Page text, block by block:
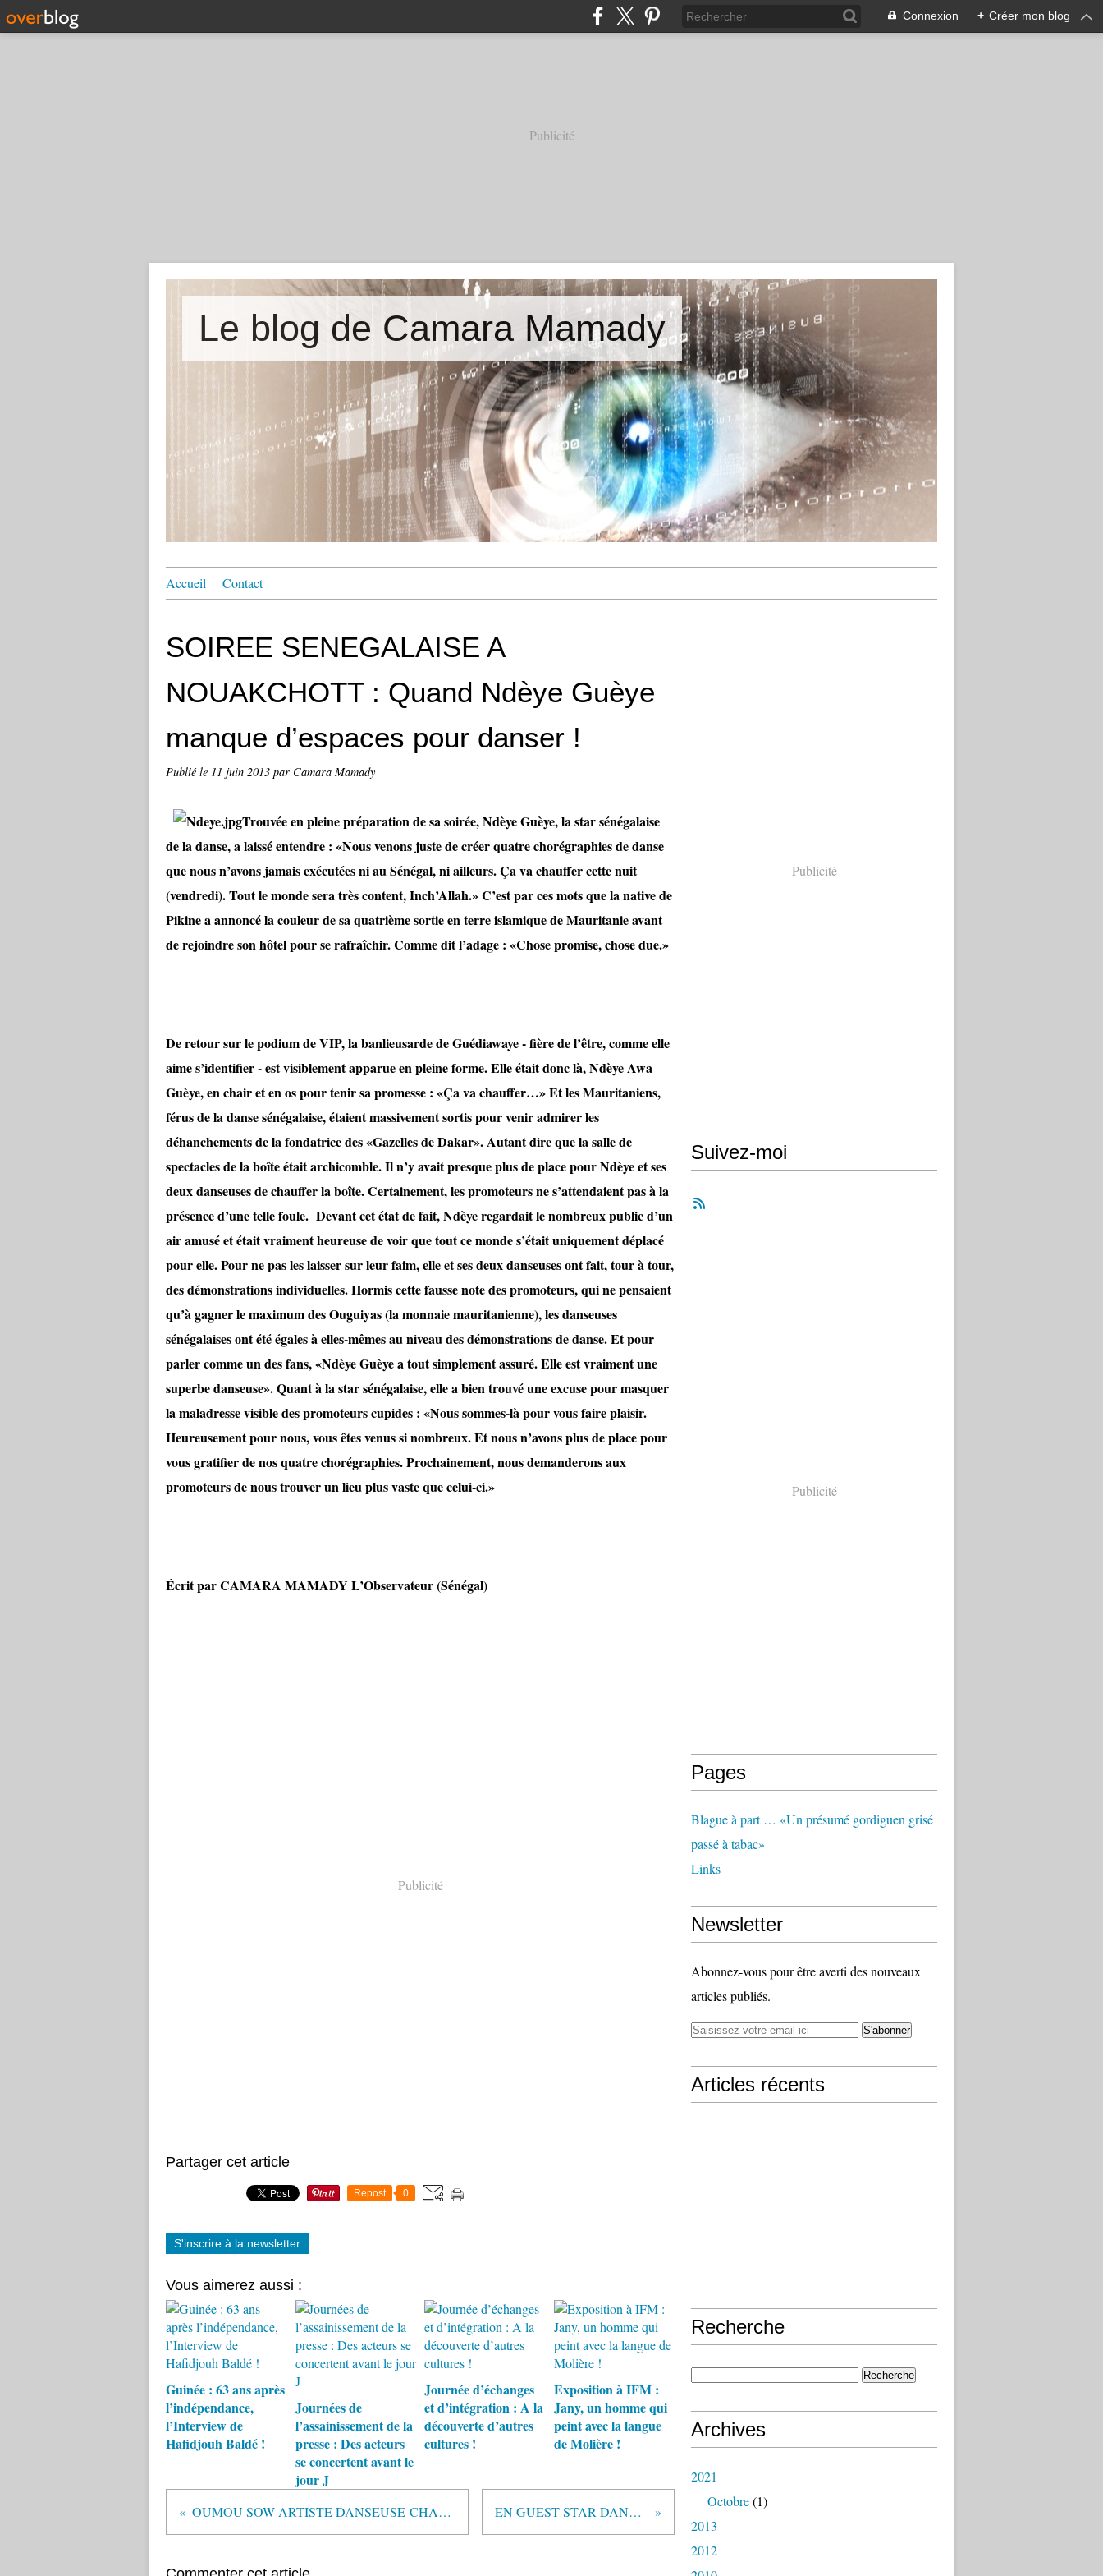
Connexion + Créer mon blog
Publicité
Le blog de Camara Mamady
Accueil Contact
SOIREE SENEGALAISE A
NOUAKCHOTT : Quand Ndèye Guèye
manque d’espaces pour danser !
Publié le 11 juin 2013 par Camara Mamady
Trouvée en pleine préparation de sa soirée, Ndèye Guèye, la star sénégalaise
de la danse, a laissé entendre : «Nous venons juste de créer quatre chorégraphies de danse
que nous n’avons jamais exécutées ni au Sénégal, ni ailleurs. Ça va chauffer cette nuit
(vendredi). Tout le monde sera très content, Inch’Allah.» C’est par ces mots que la native de
Pikine a annoncé la couleur de sa quatrième sortie en terre islamique de Mauritanie avant
de rejoindre son hôtel pour se rafraîchir. Comme dit l’adage : «Chose promise, chose due.»
De retour sur le podium de VIP, la banlieusarde de Guédiawaye - fière de l’être, comme elle
aime s’identifier - est visiblement apparue en pleine forme. Elle était donc là, Ndèye Awa
Guèye, en chair et en os pour tenir sa promesse : «Ça va chauffer…» Et les Mauritaniens,
férus de la danse sénégalaise, étaient massivement sortis pour venir admirer les
déhanchements de la fondatrice des «Gazelles de Dakar». Autant dire que la salle de
spectacles de la boîte était archicomble. Il n’y avait presque plus de place pour Ndèye et ses
deux danseuses de chauffer la boîte. Certainement, les promoteurs ne s’attendaient pas à la
présence d’une telle foule. Devant cet état de fait, Ndèye regardait le nombreux public d’un
air amusé et était vraiment heureuse de voir que tout ce monde s’était uniquement déplacé
pour elle. Pour ne pas les laisser sur leur faim, elle et ses deux danseuses ont fait, tour à tour,
des démonstrations individuelles. Hormis cette fausse note des promoteurs, qui ne pensaient
qu’à gagner le maximum des Ouguiyas (la monnaie mauritanienne), les danseuses
sénégalaises ont été égales à elles-mêmes au niveau des démonstrations de danse. Et pour
parler comme un des fans, «Ndèye Guèye a tout simplement assuré. Elle est vraiment une
superbe danseuse». Quant à la star sénégalaise, elle a bien trouvé une excuse pour masquer
la maladresse visible des promoteurs cupides : «Nous sommes-là pour vous faire plaisir.
Heureusement pour nous, vous êtes venus si nombreux. Et nous n’avons plus de place pour
vous gratifier de nos quatre chorégraphies. Prochainement, nous demanderons aux
promoteurs de nous trouver un lieu plus vaste que celui-ci.»
Écrit par CAMARA MAMADY L’Observateur (Sénégal)
Publicité
Partager cet article
Repost 0
S'inscrire à la newsletter
Vous aimerez aussi :
Guinée : 63 ans après
l’indépendance,
l’Interview de
Hafidjouh Baldé !
Journées de
l’assainissement de la
presse : Des acteurs
se concertent avant le
jour J
Journée d’échanges
et d’intégration : A la
découverte d’autres
cultures !
Exposition à IFM :
Jany, un homme qui
peint avec la langue
de Molière !
OUMOU SOW ARTISTE DANSEUSE-CHANTEUSE SÉNÉGALAISE «JE POURRAI BIEN SÛR ÉPOUSER UN MAURITANIEN À CONDITION…. » EN GUEST STAR DANS UN CONCERT DE NDER : Modou Lô met Nouakchott à ses pieds
Publicité
Suivez-moi
Publicité
Pages
Blague à part … «Un présumé gordiguen grisé
passé à tabac»
Links
Newsletter
Abonnez-vous pour être averti des nouveaux
articles publiés.
Articles récents
Recherche
Archives
2021
Octobre(1)
2013
2012